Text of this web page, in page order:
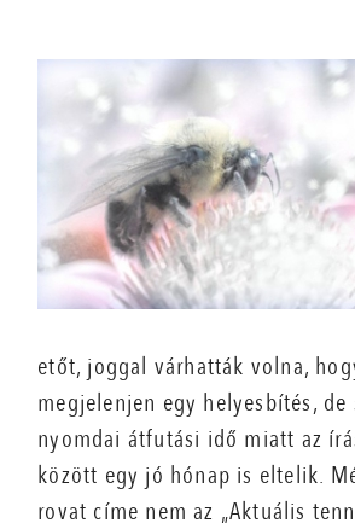
etőt, joggal várhatták volna,
megjelenjen egy helyesbítés, de
nyomdai átfutási idő miatt az
között egy jó hónap is eltelik.
rovat címe nem az „Aktuális